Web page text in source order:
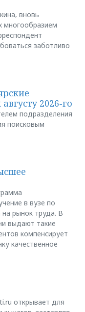
вновь
многообразием
заботливо
2026-го
подразделения
поисковым
в вузе по
рынок труда. В
выдают такие
компенсирует
качественное
открывает для